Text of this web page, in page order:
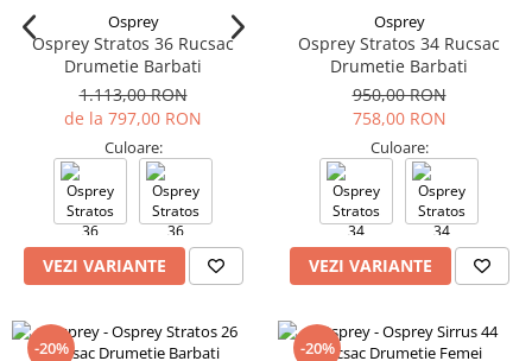
Osprey
Osprey Stratos 36 Rucsac
Drumetie Barbati
1.113,00 RON
de la 797,00 RON
Culoare:
VEZI VARIANTE
Osprey
Osprey Stratos 34 Rucsac
Drumetie Barbati
950,00 RON
758,00 RON
Culoare:
VEZI VARIANTE
-20% -20%